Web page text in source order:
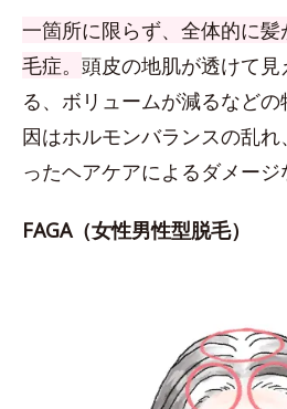
一箇所に限らず、全体的に
毛症。 頭皮の地肌が透けて
る、ボリュームが減るなど
因はホルモンバランスの乱
ったヘアケアによるダメージ
FAGA（女性男性型脱毛）